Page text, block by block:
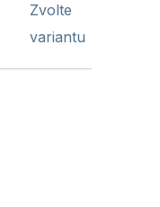
Zvolte
variantu